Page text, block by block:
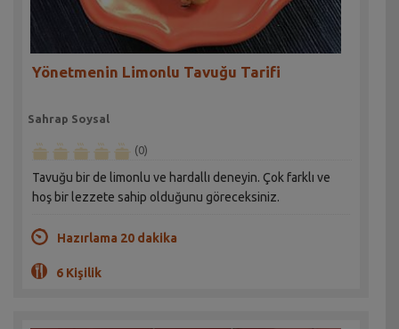
Yönetmenin Limonlu Tavuğu Tarifi
Sahrap Soysal
(0)
Tavuğu bir de limonlu ve hardallı deneyin. Çok farklı ve
hoş bir lezzete sahip olduğunu göreceksiniz.
Hazırlama 20 dakika
6 Kişilik